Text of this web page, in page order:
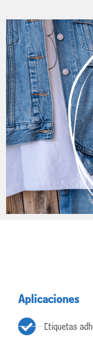
Aplicaciones
Etiquetas